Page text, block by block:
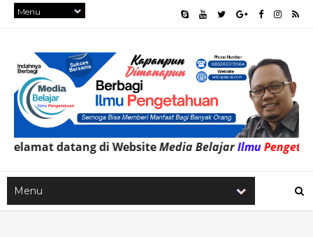
di WebsiteMedia BelajarIlmuPengetahuan